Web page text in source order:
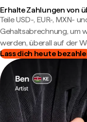
Erhalte Zahlungen von
Teile USD-, EUR-, MXN-
Gehaltsabrechnung, um
werden, überall auf der
Lass dich heute